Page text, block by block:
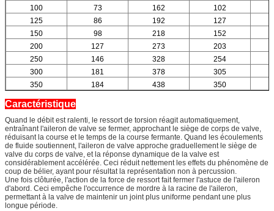
100
73 162
102
125
86 192
127
150
98 218
152
200
127 273
203
250
146 328
254
300
181 378
305
350
184 438 350
Caractéristique
Quand le débit est ralenti, le ressort de torsion réagit automatiquement,
entraînant l'aileron de valve se fermer, approchant le siège de corps de valve,
réduisant la course et le temps de la course fermante. Quand les écoulements
de fluide soutiennent, l'aileron de valve approche graduellement le siège de
valve du corps de valve, et la réponse dynamique de la valve est
considérablement accélérée. Ceci réduit nettement les effets du phénomène de
coup de bélier, ayant pour résultat la représentation non à percussion.
Une fois clôturée, l'action de la force de ressort fait fermer l'astuce de l'aileron
d'abord. Ceci empêche l'occurrence de mordre à la racine de l'aileron,
permettant à la valve de maintenir un joint plus uniforme pendant une plus
longue période.